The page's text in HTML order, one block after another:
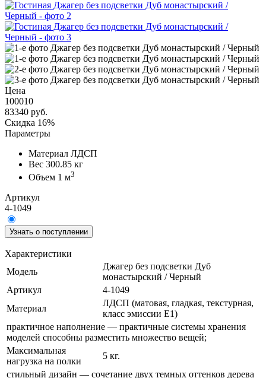
Цена
100010
83340 руб.
Скидка 16%
Параметры
Материал ЛДСП
Вес 300.85 кг
Объем 1 м3
Артикул
4-1049
Узнать о поступлении
Характеристики
Модель
Джагер без подсветки Дуб
монастырский / Черный
Артикул
4-1049
Материал
ЛДСП (матовая, гладкая, текстурная,
класс эмиссии E1)
практичное наполнение — практичные системы хранения
моделей способны разместить множество вещей;
Максимальная
нагрузка на полки
5 кг.
стильный дизайн — сочетание двух темных оттенков дерева